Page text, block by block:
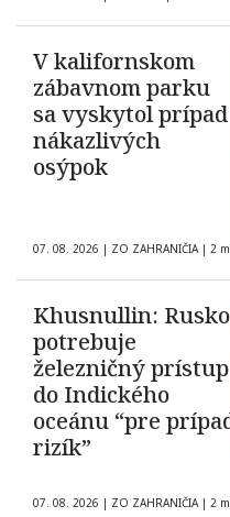
V kalifornskom
zábavnom parku
sa vyskytol prípad
nákazlivých
osýpok
07. 08. 2026 | ZO ZAHRANIČIA | 2
Khusnullin: Rusko
potrebuje
železničný prístup
do Indického
oceánu “pre
rizík”
07. 08. 2026 | ZO ZAHRANIČIA | 2